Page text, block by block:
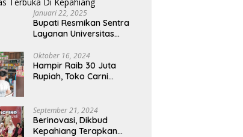
Januari 22, 2025
Bupati Resmikan Sentra
Layanan Universitas
Oktober 16, 2024
Hampir Raib 30 Juta
Rupiah, Toko Carni
September 21, 2024
Berinovasi, Dikbud
Kepahiang Terapkan